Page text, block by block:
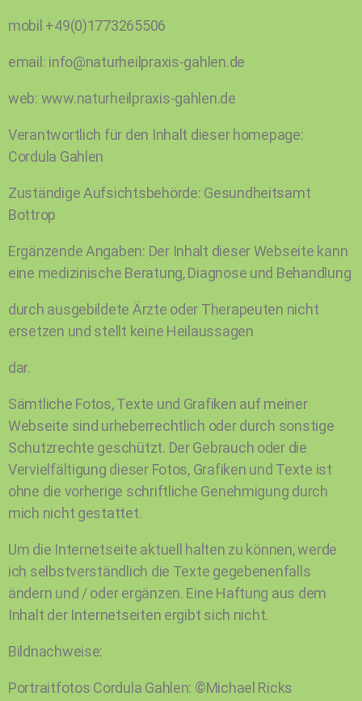
mobil +49(0)1773265506
email: info@naturheilpraxis-gahlen.de
web: www.naturheilpraxis-gahlen.de
Verantwortlich für den Inhalt dieser homepage:
Cordula Gahlen
Zuständige Aufsichtsbehörde: Gesundheitsamt
Bottrop
Ergänzende Angaben: Der Inhalt dieser Webseite kann
eine medizinische Beratung, Diagnose und Behandlung
durch ausgebildete Ärzte oder Therapeuten nicht
ersetzen und stellt keine Heilaussagen
dar.
Sämtliche Fotos, Texte und Grafiken auf meiner
Webseite sind urheberrechtlich oder durch sonstige
Schutzrechte geschützt. Der Gebrauch oder die
Vervielfältigung dieser Fotos, Grafiken und Texte ist
ohne die vorherige schriftliche Genehmigung durch
mich nicht gestattet.
Um die Internetseite aktuell halten zu können, werde
ich selbstverständlich die Texte gegebenenfalls
ändern und / oder ergänzen. Eine Haftung aus dem
Inhalt der Internetseiten ergibt sich nicht.
Bildnachweise:
Portraitfotos Cordula Gahlen: ©Michael Ricks